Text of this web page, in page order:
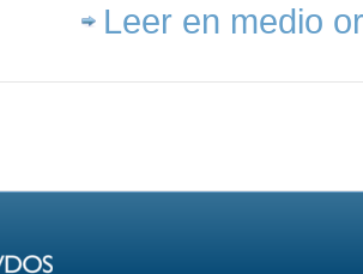
Leer en medio